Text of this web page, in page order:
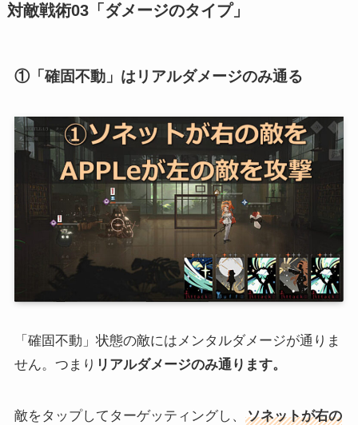
対敵戦術03「ダメージのタイプ」
①「確固不動」はリアルダメージのみ通る
「確固不動」状態の敵にはメンタルダメージが通りま
せん。つまり リアルダメージのみ通ります。
敵をタップしてターゲッティングし、
ソネットが右の